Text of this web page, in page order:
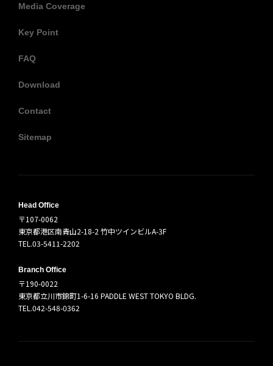
Media Coverage
Key Point
FAQ
Download
Contact
Sitemap
Head Office
〒107-0062
東京都港区南青山2-18-2 竹中ツインビルA-3F
TEL.03-5411-2202
Branch Office
〒190-0022
東京都立川市錦町1-6-16 PADDLE WEST TOKYO BLDG.
TEL.042-548-0362